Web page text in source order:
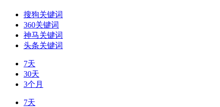
搜狗关键词
360关键词
神马关键词
头条关键词
7天
30天
3个月
7天